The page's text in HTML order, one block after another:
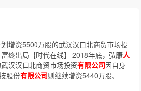
增资5500万股的武汉汉口北商贸市场投
终出局【时代在线】 2018年底，弘康人
汉汉口北商贸市场投资有限公司因自身
股份有限公司则继续增资5440万股、